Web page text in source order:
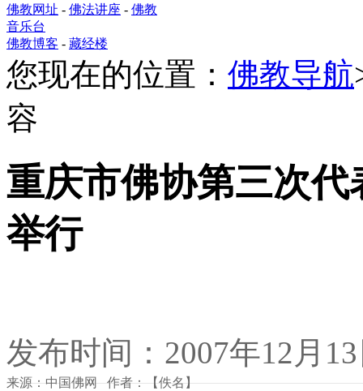
佛教网址 - 佛法讲座 - 佛教
音乐台
佛教博客 - 藏经楼
您现在的位置： 佛教导航
容
重庆市佛协第三次
举行
发布时间：2007年12月
来源：中国佛网 作者：【佚名】